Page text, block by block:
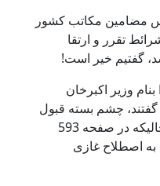
مضامین مکاتب کشور
تقرر و ارتقا
گفتیم خیر است!
وزیر اکبرخان
گفتند، چشم بسته قبول
کردیم و گفتیم خیر است! در حالیکه در صفحه 593
به اصطلاح غازی